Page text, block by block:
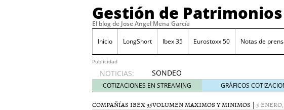
Gestión de Patrimonios
El blog de Jose Angel Mena García
Inicio LongShort Ibex 35 Eurostoxx 50 Notas de
Publicidad
NOTICIAS:
SONDEO
IBEX35.
ACCESO
A LA
COTIZACIONES EN STREAMING GRÁFICOS
COMPAÑÍAS IBEX 35VOLUMEN MAXIMOS Y MINIMOS | 5